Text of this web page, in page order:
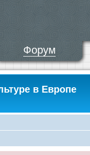
Форум
в Европе